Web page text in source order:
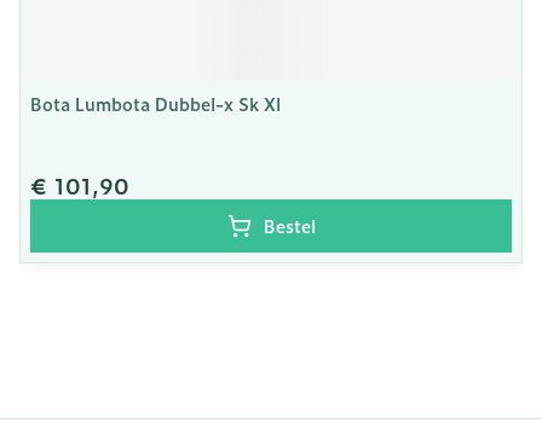
Bota Lumbota Dubbel-x Sk Xl
€ 101,90
Bestel